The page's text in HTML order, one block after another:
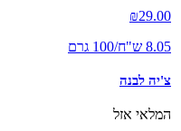
₪29.00
8.05 ש"ח/100 גרם
צ'יה לבנה
המלאי אזל